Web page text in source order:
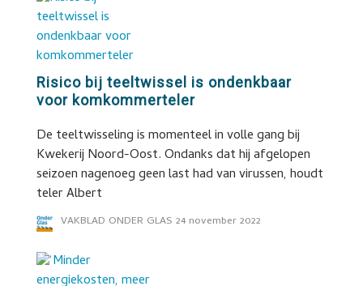
Risico bij teeltwissel is ondenkbaar
voor komkommerteler
De teeltwisseling is momenteel in volle gang bij
Kwekerij Noord-Oost. Ondanks dat hij afgelopen
seizoen nagenoeg geen last had van virussen, houdt
teler Albert
VAKBLAD ONDER GLAS 24 november 2022